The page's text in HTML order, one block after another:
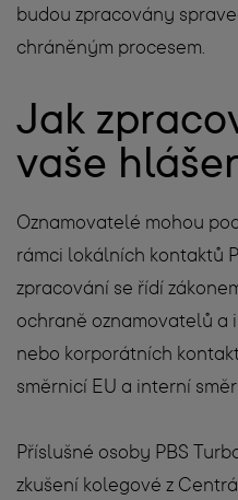
budou zpracovány
chráněným procesem.
Jak
vaše
Oznamovatelé mohou
rámci lokálních kontaktů
zpracování se řídí
ochraně oznamovatelů a
nebo korporátních
směrnicí EU a interní
Příslušné osoby PBS
zkušení kolegové z